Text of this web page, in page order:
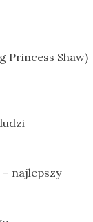
Princess Shaw)
najlepszy